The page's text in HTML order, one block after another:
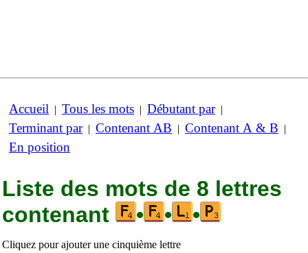
Accueil | Tous les mots | Débutant par|
Terminant par| Contenant AB | Contenant A & B |
En position
Liste des mots de 8 lettres
contenant
• • •
Cliquez pour ajouter une cinquième lettre